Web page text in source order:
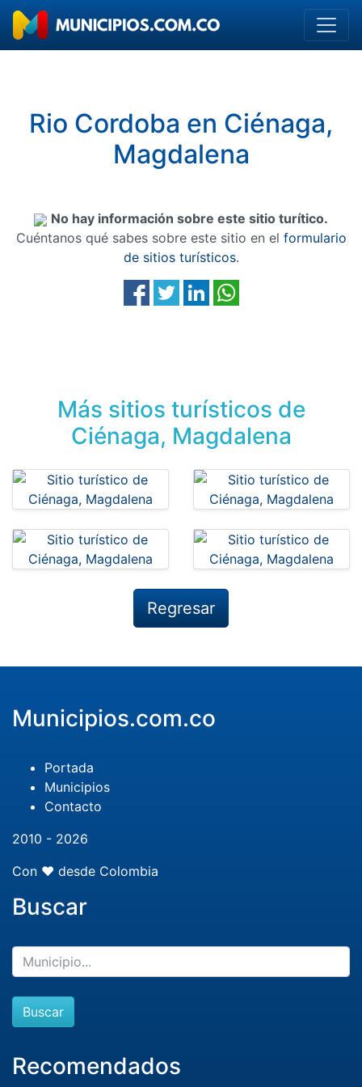
Rio Cordoba en Ciénaga,
Magdalena
No hay información sobre este sitio turítico.
Cuéntanos qué sabes sobre este sitio en el formulario
de sitios turísticos.
Más sitios turísticos de
Ciénaga, Magdalena
Regresar
Municipios.com.co
Portada
Municipios
Contacto
2010 - 2026
Con ❤️ desde Colombia
Buscar
Buscar
Recomendados